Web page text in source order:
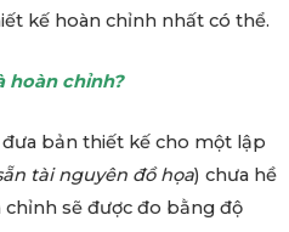
kế hoàn chỉnh nhất có thể.
hoàn chỉnh?
bản thiết kế cho một lập
tài nguyên đồ họa) chưa hề
chỉnh sẽ được đo bằng độ